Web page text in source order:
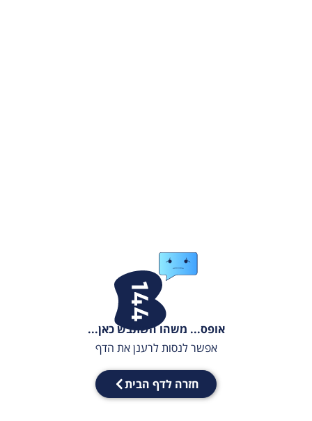
אופס... משהו השתבש כאן...
אפשר לנסות לרענן את הדף
חזרה לדף הבית